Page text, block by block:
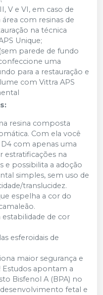
V e VI, em caso de
com resinas de
na técnica
Unique;
parede de fundo
uma
para a restauração e
com Vittra APS
resina composta
Com ela você
com apenas uma
estratificações na
e possibilita a adoção
simples, sem uso de
translucidez.
espelha a cor do
de cor
esferoidais de
maior segurança e
Estudos apontam a
Bisfenol A (BPA) no
fetal e